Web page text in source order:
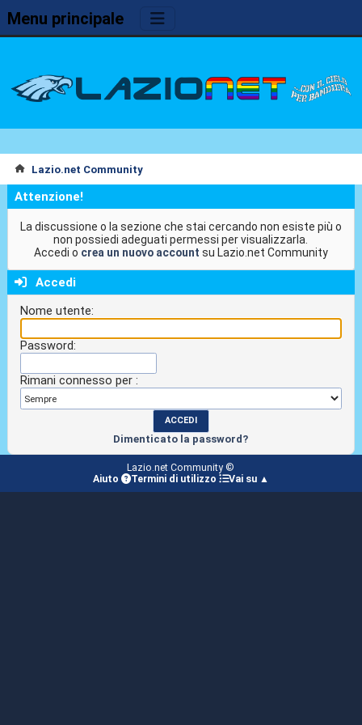
Menu principale
Lazio.net Community
Attenzione!
La discussione o la sezione che stai cercando non esiste più o
non possiedi adeguati permessi per visualizzarla.
Accedi o crea un nuovo account su Lazio.net Community
Accedi
Nome utente:
Password:
Rimani connesso per :
Dimenticato la password?
Lazio.net Community ©
Aiuto
Termini di utilizzo Vai su ▲